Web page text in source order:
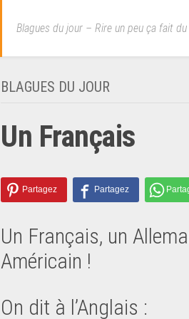
Blagues du jour – Rire un peu ça fait du
BLAGUES DU JOUR
Un Français
Un Français, un
Américain !
On dit à l’Anglais :